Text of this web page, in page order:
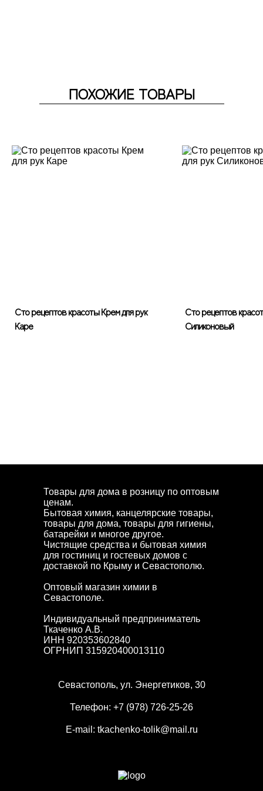
ПОХОЖИЕ ТОВАРЫ
Сто рецептов красоты Крем для рук
Каре
Сто рецептов
Силиконовый
Товары для дома в розницу по оптовым
ценам.
Бытовая химия, канцелярские товары,
товары для дома, товары для гигиены,
батарейки и многое другое.
Чистящие средства и бытовая химия
для гостиниц и гостевых домов с
доставкой по Крыму и Севастополю.
Оптовый магазин химии в
Севастополе.
Индивидуальный предприниматель
Ткаченко А.В.
ИНН 920353602840
ОГРНИП 315920400013110
Севастополь, ул. Энергетиков, 30
Телефон: +7 (978) 726-25-26
E-mail: tkachenko-tolik@mail.ru